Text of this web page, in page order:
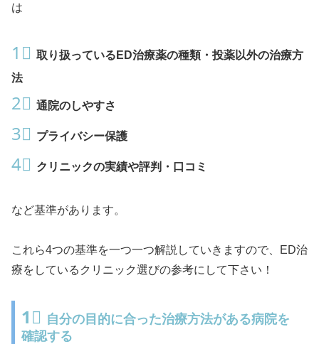
は
1⃣ 取り扱っているED治療薬の種類・投薬以外の治療方
法
2⃣ 通院のしやすさ
3⃣ プライバシー保護
4⃣ クリニックの実績や評判・口コミ
など基準があります。
これら4つの基準を一つ一つ解説していきますので、ED治
療をしているクリニック選びの参考にして下さい！
1⃣ 自分の目的に合った治療方法がある病院を
確認する